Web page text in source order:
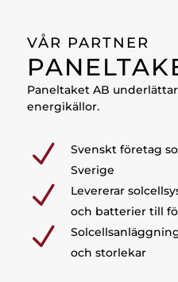
VÅR PARTNER
Paneltaket AB
energikällor.​
N
Svenskt företag
Sverige
N
Levererar
och batterier till
N
och storlekar